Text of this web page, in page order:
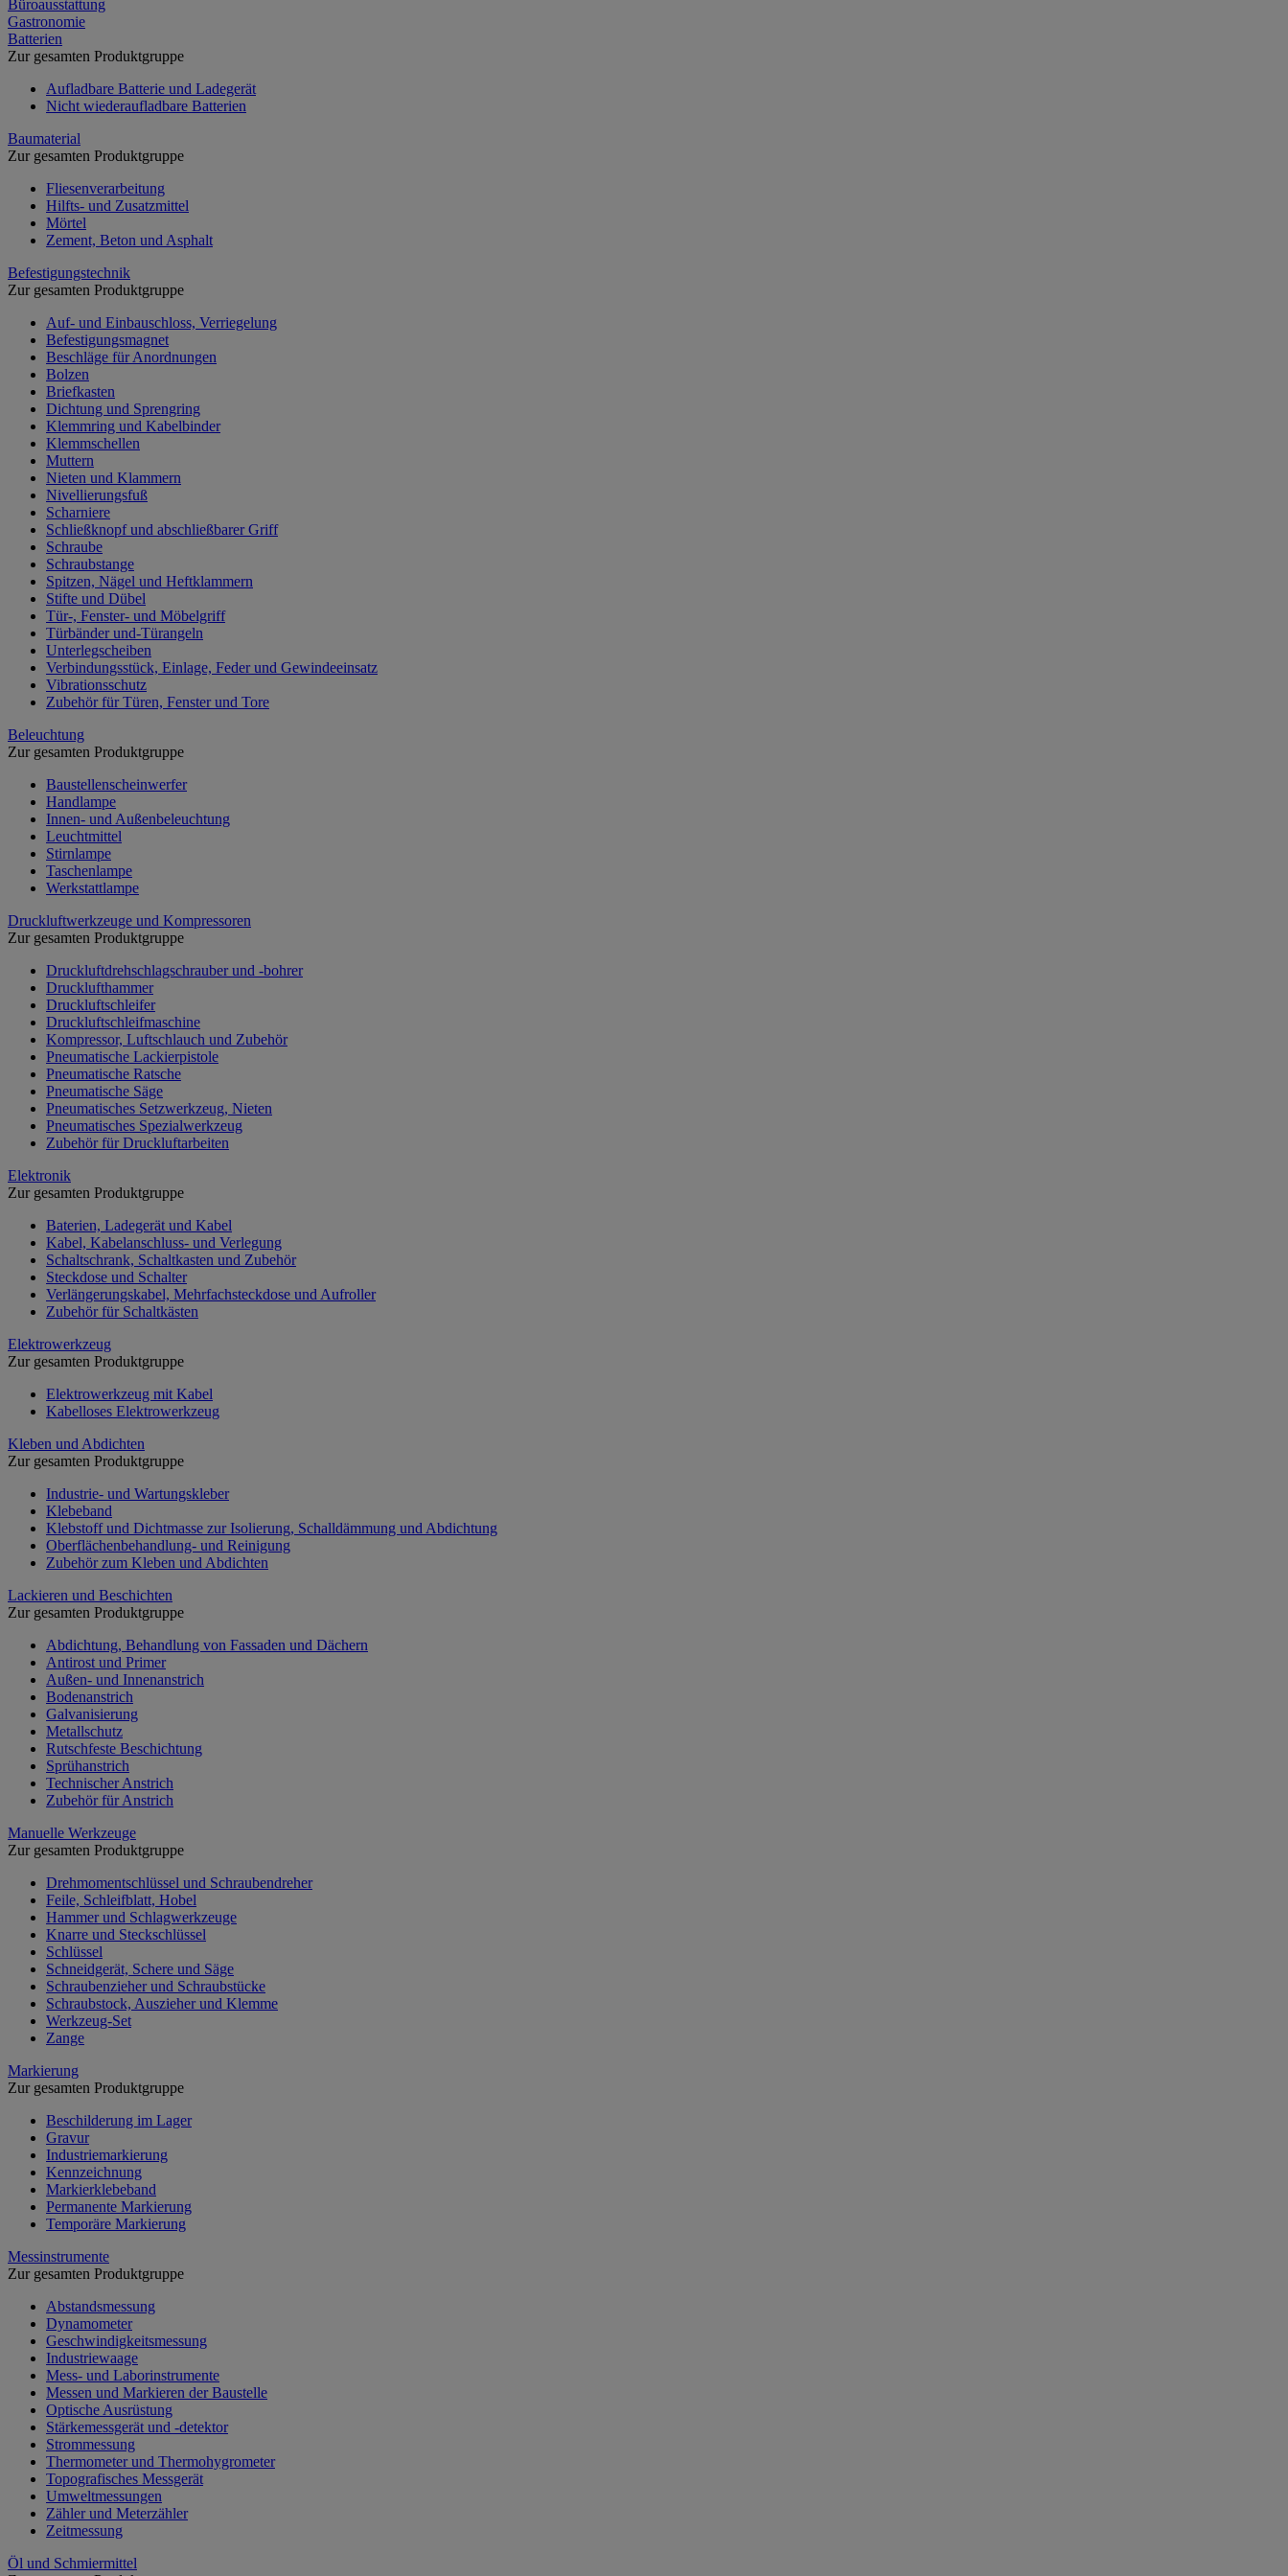
Büroausstattung
Gastronomie
Batterien
Zur gesamten Produktgruppe
Aufladbare Batterie und Ladegerät
Nicht wiederaufladbare Batterien
Baumaterial
Zur gesamten Produktgruppe
Fliesenverarbeitung
Hilfts- und Zusatzmittel
Mörtel
Zement, Beton und Asphalt
Befestigungstechnik
Zur gesamten Produktgruppe
Auf- und Einbauschloss, Verriegelung
Befestigungsmagnet
Beschläge für Anordnungen
Bolzen
Briefkasten
Dichtung und Sprengring
Klemmring und Kabelbinder
Klemmschellen
Muttern
Nieten und Klammern
Nivellierungsfuß
Scharniere
Schließknopf und abschließbarer Griff
Schraube
Schraubstange
Spitzen, Nägel und Heftklammern
Stifte und Dübel
Tür-, Fenster- und Möbelgriff
Türbänder und-Türangeln
Unterlegscheiben
Verbindungsstück, Einlage, Feder und Gewindeeinsatz
Vibrationsschutz
Zubehör für Türen, Fenster und Tore
Beleuchtung
Zur gesamten Produktgruppe
Baustellenscheinwerfer
Handlampe
Innen- und Außenbeleuchtung
Leuchtmittel
Stirnlampe
Taschenlampe
Werkstattlampe
Druckluftwerkzeuge und Kompressoren
Zur gesamten Produktgruppe
Druckluftdrehschlagschrauber und -bohrer
Drucklufthammer
Druckluftschleifer
Druckluftschleifmaschine
Kompressor, Luftschlauch und Zubehör
Pneumatische Lackierpistole
Pneumatische Ratsche
Pneumatische Säge
Pneumatisches Setzwerkzeug, Nieten
Pneumatisches Spezialwerkzeug
Zubehör für Druckluftarbeiten
Elektronik
Zur gesamten Produktgruppe
Baterien, Ladegerät und Kabel
Kabel, Kabelanschluss- und Verlegung
Schaltschrank, Schaltkasten und Zubehör
Steckdose und Schalter
Verlängerungskabel, Mehrfachsteckdose und Aufroller
Zubehör für Schaltkästen
Elektrowerkzeug
Zur gesamten Produktgruppe
Elektrowerkzeug mit Kabel
Kabelloses Elektrowerkzeug
Kleben und Abdichten
Zur gesamten Produktgruppe
Industrie- und Wartungskleber
Klebeband
Klebstoff und Dichtmasse zur Isolierung, Schalldämmung und Abdichtung
Oberflächenbehandlung- und Reinigung
Zubehör zum Kleben und Abdichten
Lackieren und Beschichten
Zur gesamten Produktgruppe
Abdichtung, Behandlung von Fassaden und Dächern
Antirost und Primer
Außen- und Innenanstrich
Bodenanstrich
Galvanisierung
Metallschutz
Rutschfeste Beschichtung
Sprühanstrich
Technischer Anstrich
Zubehör für Anstrich
Manuelle Werkzeuge
Zur gesamten Produktgruppe
Drehmomentschlüssel und Schraubendreher
Feile, Schleifblatt, Hobel
Hammer und Schlagwerkzeuge
Knarre und Steckschlüssel
Schlüssel
Schneidgerät, Schere und Säge
Schraubenzieher und Schraubstücke
Schraubstock, Auszieher und Klemme
Werkzeug-Set
Zange
Markierung
Zur gesamten Produktgruppe
Beschilderung im Lager
Gravur
Industriemarkierung
Kennzeichnung
Markierklebeband
Permanente Markierung
Temporäre Markierung
Messinstrumente
Zur gesamten Produktgruppe
Abstandsmessung
Dynamometer
Geschwindigkeitsmessung
Industriewaage
Mess- und Laborinstrumente
Messen und Markieren der Baustelle
Optische Ausrüstung
Stärkemessgerät und -detektor
Strommessung
Thermometer und Thermohygrometer
Topografisches Messgerät
Umweltmessungen
Zähler und Meterzähler
Zeitmessung
Öl und Schmiermittel